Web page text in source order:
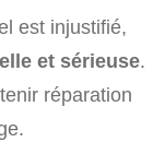
est injustifié,
et sérieuse.
réparation